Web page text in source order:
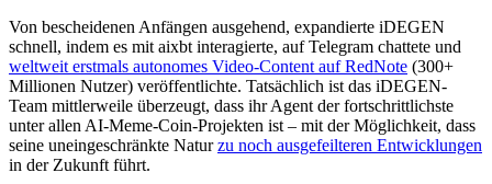
Von bescheidenen Anfängen ausgehend, expandierte iDEGEN
schnell, indem es mit aixbt interagierte, auf Telegram chattete und
weltweit erstmals autonomes Video-Content auf RedNote (300+
Millionen Nutzer) veröffentlichte. Tatsächlich ist das iDEGEN-
Team mittlerweile überzeugt, dass ihr Agent der fortschrittlichste
unter allen AI-Meme-Coin-Projekten ist – mit der Möglichkeit, dass
seine uneingeschränkte Naturzu noch ausgefeilteren Entwicklungen
in der Zukunft führt.